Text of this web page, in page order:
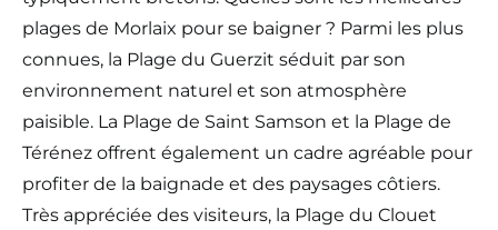
plages de Morlaix pour se baigner ? Parmi les plus
connues, la Plage du Guerzit séduit par son
environnement naturel et son atmosphère
paisible. La Plage de Saint Samson et la Plage de
Térénez offrent également un cadre agréable pour
profiter de la baignade et des paysages côtiers.
Très appréciée des visiteurs, la Plage du Clouet